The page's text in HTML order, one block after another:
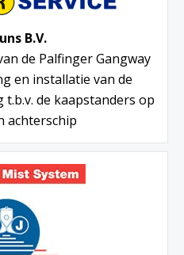
B.V.
de Palfinger Gangway
en installatie van de
de kaapstanders op
achterschip